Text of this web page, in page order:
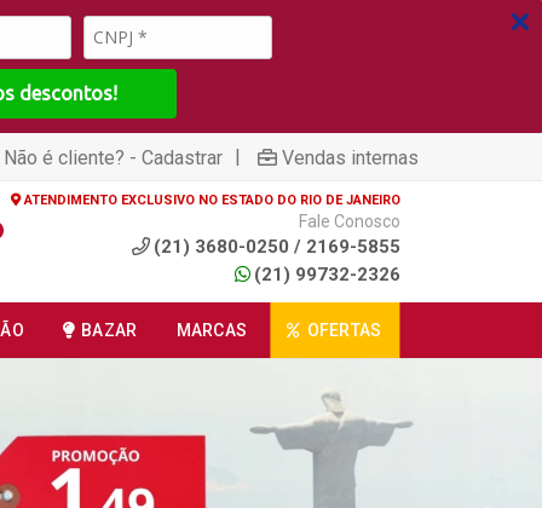
descontos!
Não é cliente? - Cadastrar | Vendas internas
ATENDIMENTO EXCLUSIVO NO ESTADO DO RIO DE JANEIRO
Fale Conosco
(21) 3680-0250 / 2169-5855
(21) 99732-2326
BAZAR MARCAS OFERTAS